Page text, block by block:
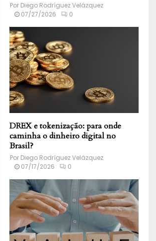
Por Diego Rodríguez Velázquez
07/27/2026
0
DREX e tokenização: para onde
caminha o dinheiro digital no
Brasil?
Por Diego Rodríguez Velázquez
07/17/2026
0